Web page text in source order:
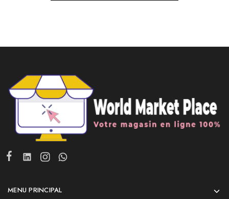
MENU PRINCIPAL